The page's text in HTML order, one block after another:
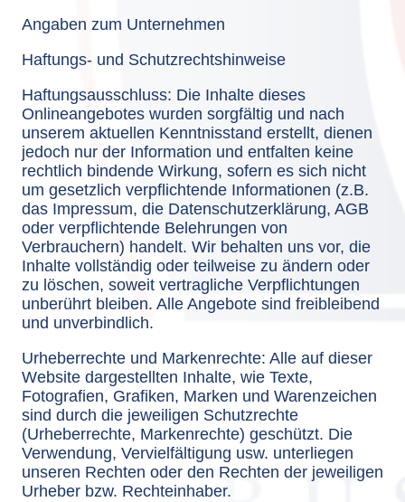
Angaben zum Unternehmen
Haftungs- und Schutzrechtshinweise
Haftungsausschluss: Die Inhalte dieses
Onlineangebotes wurden sorgfältig und nach
unserem aktuellen Kenntnisstand erstellt, dienen
jedoch nur der Information und entfalten keine
rechtlich bindende Wirkung, sofern es sich nicht
um gesetzlich verpflichtende Informationen (z.B.
das Impressum, die Datenschutzerklärung, AGB
oder verpflichtende Belehrungen von
Verbrauchern) handelt. Wir behalten uns vor, die
Inhalte vollständig oder teilweise zu ändern oder
zu löschen, soweit vertragliche Verpflichtungen
unberührt bleiben. Alle Angebote sind freibleibend
und unverbindlich.
Urheberrechte und Markenrechte: Alle auf dieser
Website dargestellten Inhalte, wie Texte,
Fotografien, Grafiken, Marken und Warenzeichen
sind durch die jeweiligen Schutzrechte
(Urheberrechte, Markenrechte) geschützt. Die
Verwendung, Vervielfältigung usw. unterliegen
unseren Rechten oder den Rechten der jeweiligen
Urheber bzw. Rechteinhaber.